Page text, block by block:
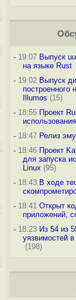
-19:07 Выпуск
на языке Rust
-19:02 Выпуск
построенного
Illumos (15)
-18:55 Проект
-18:47 Релиз
-18:46 Проект
для запуска
Linux (95)
-18:43 В ходе
-18:41 Открыт
приложений,
-18:23 Из 54 из
уязвимостей
(198)